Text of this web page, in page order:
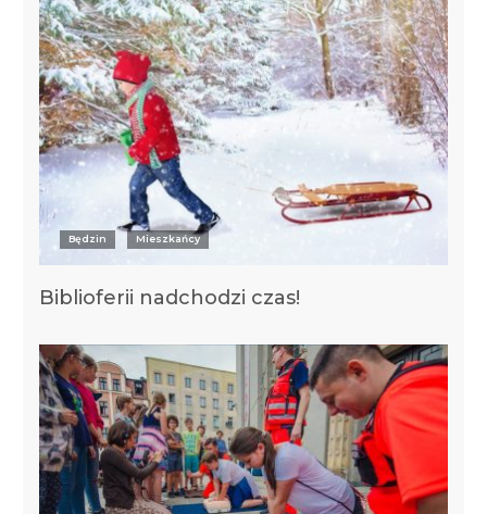
Będzin Mieszkańcy
Biblioferii nadchodzi czas!